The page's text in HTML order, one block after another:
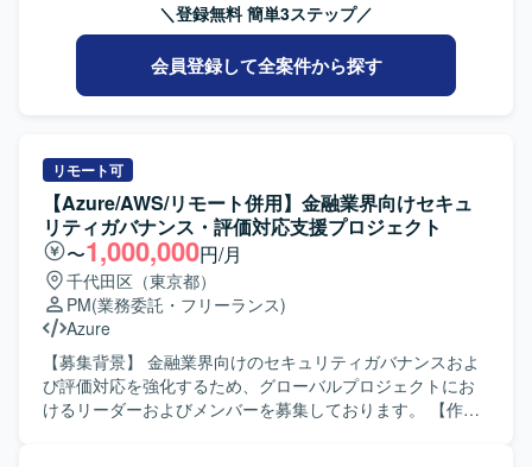
ットワークの軽さとコミュニケーション意欲をお持ちの方
が望ましいです。セキュリティの専門知識を実務を通じて
吸収し、ステップアップしたいというキャッチアップ力と
向上心をお持ちの方にマッチする案件です。 【ポジション
制強化に直接関わることができるポジションです。セキュ
リティ専門家やPMと協働しながら、アセスメントから対策
導入、運用定着まで一連のプロセスに深く関与できるた
め、セキュリティ分野およびインフラ領域の実務経験と知
見を大きく高めていただけます。 【開発環境】 自社IT基盤
としてネットワーク、サーバ（Windows、Linux）、クラウ
ド環境（AWS、Azure等）、ID管理（Active Directory、
Microsoft Entra ID等）を対象とした環境でのアセスメント
および改善支援となります。
ミュニケーションを取りながら、柔軟に業務へ対応できる
方を求めております。セキュリティサービス領域に関心を
持ち、自ら主体的に課題発見と改善提案ができる方が望ま
しいです。 【ポジションの魅力】 国内およびグローバル規
から運用まで一貫して携わることで、ビジネスと技術の両
面から知見を広げることができ、今後のキャリア形成にも
大きく寄与するポジションです。 【開発環境】 セキュリテ
ィサービス領域における企画開発および運用保守プロジェ
クトのマネジメント環境となります。
＼登録無料 簡単3ステップ／
会員登録して全案件から探す
リモート可
【Azure/AWS/リモート併用】金融業界向けセキュ
リティガバナンス・評価対応支援プロジェクト
〜1,000,000円/月
千代田区（東京都）
PM(業務委託・フリーランス)
Azure
【募集背景】 金融業界向けのセキュリティガバナンスおよ
び評価対応を強化するため、グローバルプロジェクトにお
けるリーダーおよびメンバーを募集しております。 【作業